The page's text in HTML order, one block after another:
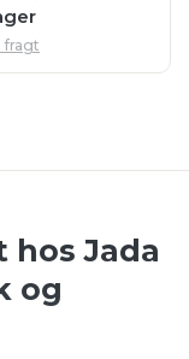
pris
var:
147,60 kr..
fragt
Jada
og